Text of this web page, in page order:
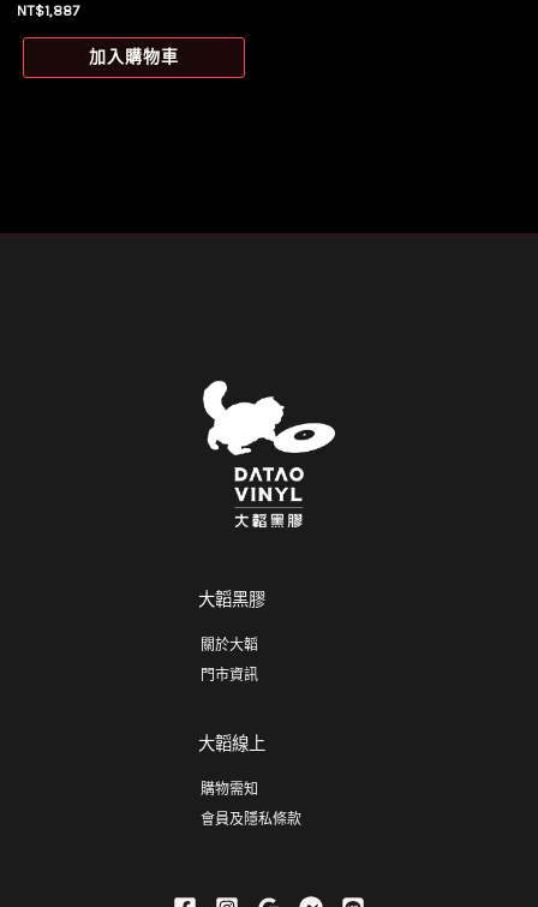
NT$1,887
加入購物車
大韜黑膠
關於大韜
門市資訊
大韜線上
購物需知
會員及隱私條款